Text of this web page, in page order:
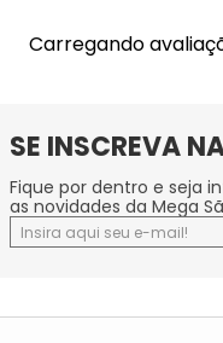
Carregando
SE INSCREVA
Fique por dentro e seja
as novidades da Mega